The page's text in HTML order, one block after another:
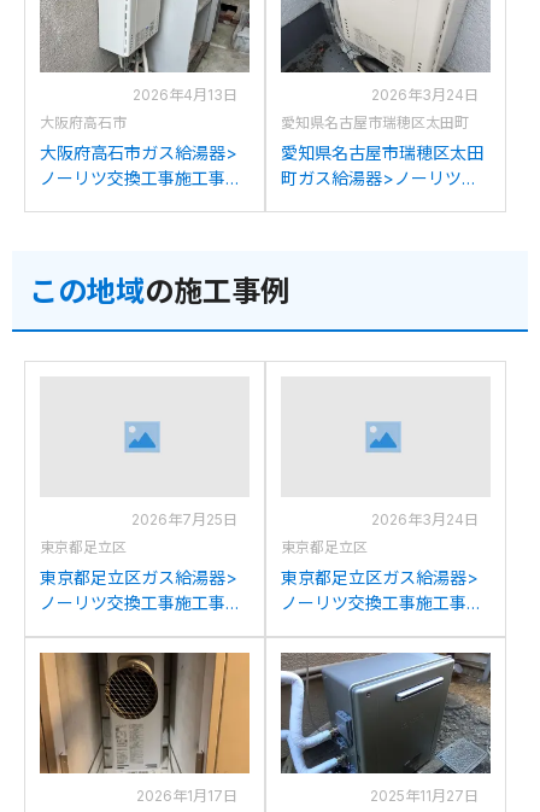
2026年4月13日
大阪府高石市
大阪府高石市ガス給湯器>
ノーリツ交換工事施工事
2026年3月24日
愛知県名古屋市瑞穂区太田町
愛知県名古屋市瑞穂区太田
町ガス給湯器>ノーリツ交
換
この地域の施工事例
2026年7月25日
東京都足立区
東京都足立区ガス給湯器>
ノーリツ交換工事施工事
2427SAWX-Hからノーリ
ツGT-2060SAWX-H-2BL
への交換
2026年3月24日
東京都足立区
東京都足立区ガス給湯器>
ノーリツ交換工事施工事
2427SAWX-Hからノーリ
ツGT-2060SAWX-H-2BL
への交換
2026年1月17日
2025年11月27日